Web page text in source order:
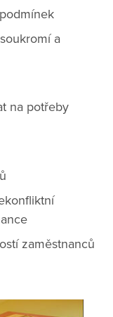
a
na potřeby
zaměstnanců